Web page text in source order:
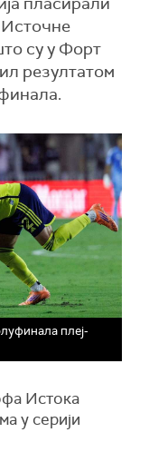
Источне
су у Форт
резултатом
плеј-
Истока
у серији